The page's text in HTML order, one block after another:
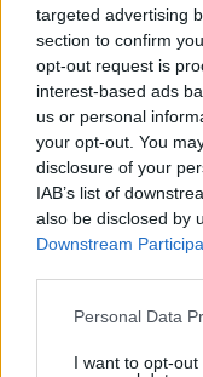
targeted advertising
section to confirm
opt-out request is
interest-based ads
us or personal
your opt-out. You
disclosure of your
IAB’s list of
also be disclosed by
Downstream
Please note that this
not limited to your
Personal Data
I want to opt-